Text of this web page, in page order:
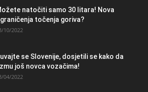
natočiti samo 30 litara! Nova
točenja goriva?
10/2022
se Slovenije, dosjetili se kako da
još novca vozačima!
04/2022